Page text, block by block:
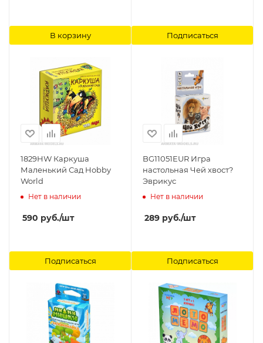
В корзину Подписаться
1829HW Каркуша
Маленький Сад Hobby
World
Нет в наличии
590 руб./шт
Подписаться
BG11051EUR Игра
настольная Чей хвост?
Эврикус
Нет в наличии
289 руб./шт
Подписаться